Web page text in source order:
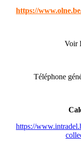
https://
Voir
Téléphone
https://